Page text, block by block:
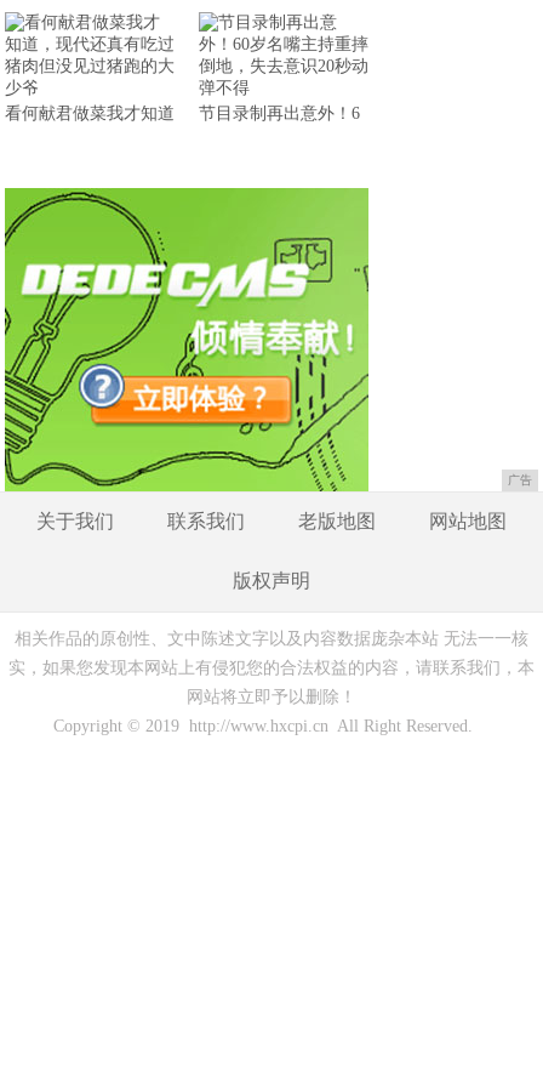
看何献君做菜我才知道 节目录制再出意外！6
广告
关于我们 联系我们 老版地图 网站地图
版权声明
相关作品的原创性、文中陈述文字以及内容数据庞杂本站 无法一一核
实，如果您发现本网站上有侵犯您的合法权益的内容，请联系我们，本
网站将立即予以删除！
Copyright © 2019 http://www.hxcpi.cn All Right Reserved.